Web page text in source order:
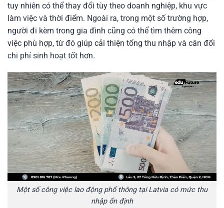
tuy nhiên có thể thay đổi tùy theo doanh nghiệp, khu vực
làm việc và thời điểm. Ngoài ra, trong một số trường hợp,
người đi kèm trong gia đình cũng có thể tìm thêm công
việc phù hợp, từ đó giúp cải thiện tổng thu nhập và cân đối
chi phí sinh hoạt tốt hơn.
Một số công việc lao động phổ thông tại Latvia có mức thu
nhập ổn định